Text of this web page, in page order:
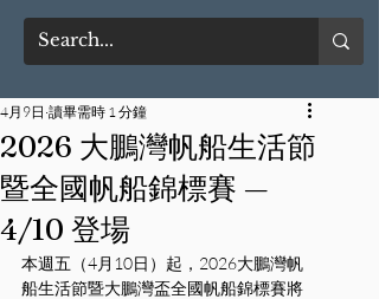
2026 大鵬灣帆船生活節
暨全國帆船錦標賽 —
4/10 登場
4月9日 讀畢需時 1 分鐘
本週五（4月10日）起，2026大鵬灣帆
船生活節暨大鵬灣盃全國帆船錦標賽將